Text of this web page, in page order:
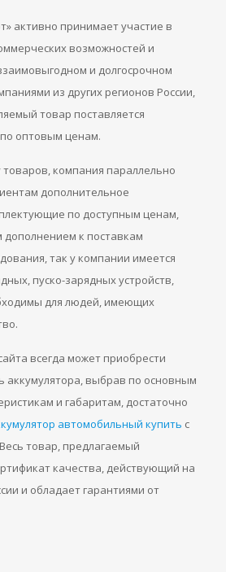
активно принимает участие в
возможностей и
и долгосрочном
из других регионов России,
товар поставляется
оптовым ценам.
компания параллельно
дополнительное
по доступным ценам,
дополнением к поставкам
так у компании имеется
пуско-зарядных устройств,
для людей, имеющих
всегда может приобрести
аккумулятора, выбрав по основным
и габаритам, достаточно
автомобильный купить с
товар, предлагаемый
качества, действующий на
и обладает гарантиями от